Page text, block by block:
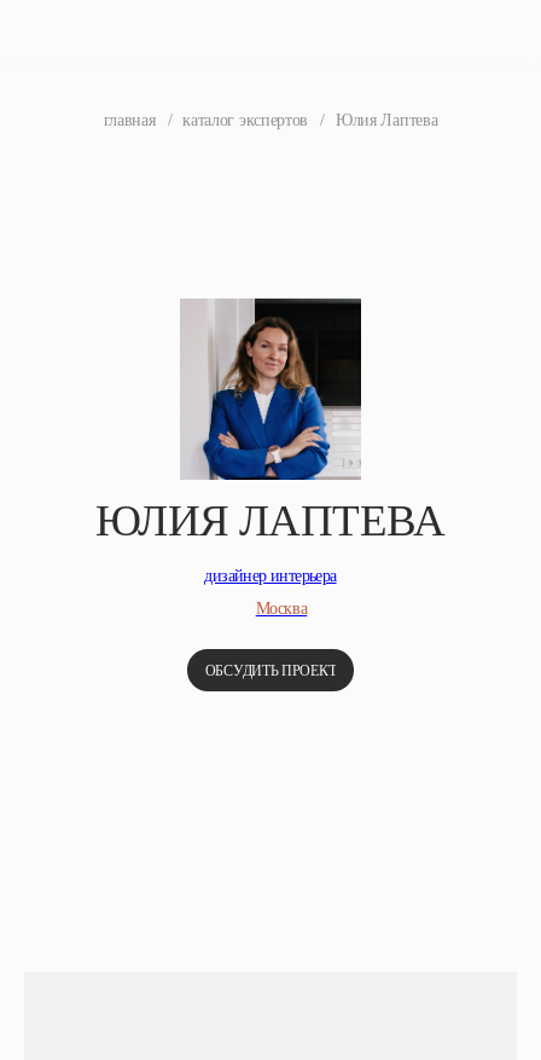
главная / каталог экспертов / Юлия Лаптева
ЮЛИЯ ЛАПТЕВА
дизайнер интерьера
Москва
ОБСУДИТЬ ПРОЕКТ